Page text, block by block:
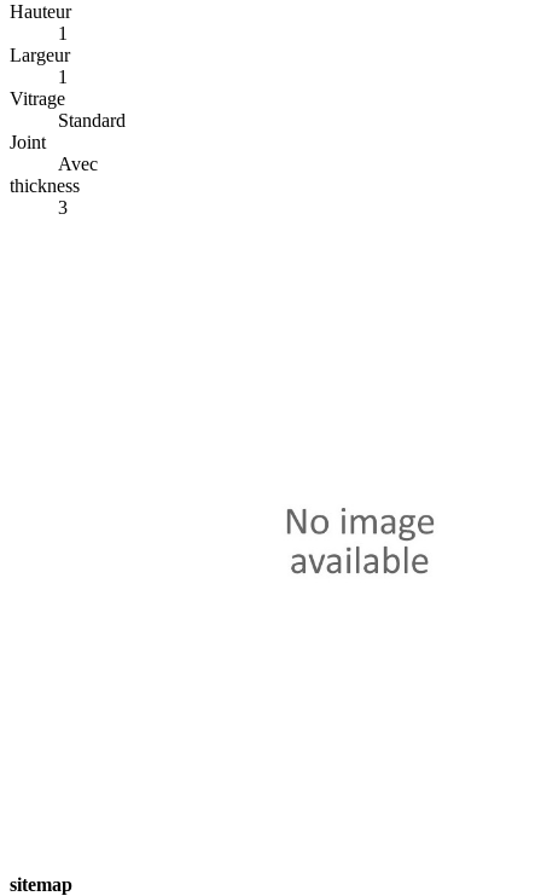
Hauteur
1
Largeur
1
Vitrage
Standard
Joint
Avec
thickness
3
sitemap